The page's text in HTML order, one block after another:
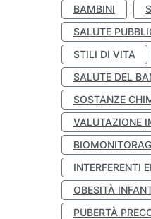
BAMBINI
SALUTE
STILI DI VITA
SALUTE DEL
SOSTANZE
VALUTAZIONE
INTERFERENTI
OBESITÀ
PUBERTÀ